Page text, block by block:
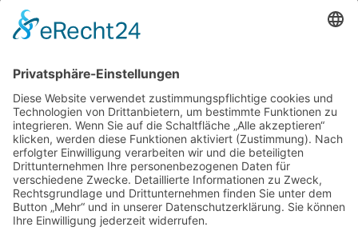
52066 Aachen
Tel.: +49 241 63342
ALLGEMEIN
FRISEURE